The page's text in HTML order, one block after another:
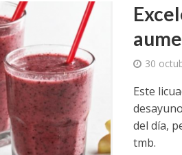
30
Este
del día,
tmb.